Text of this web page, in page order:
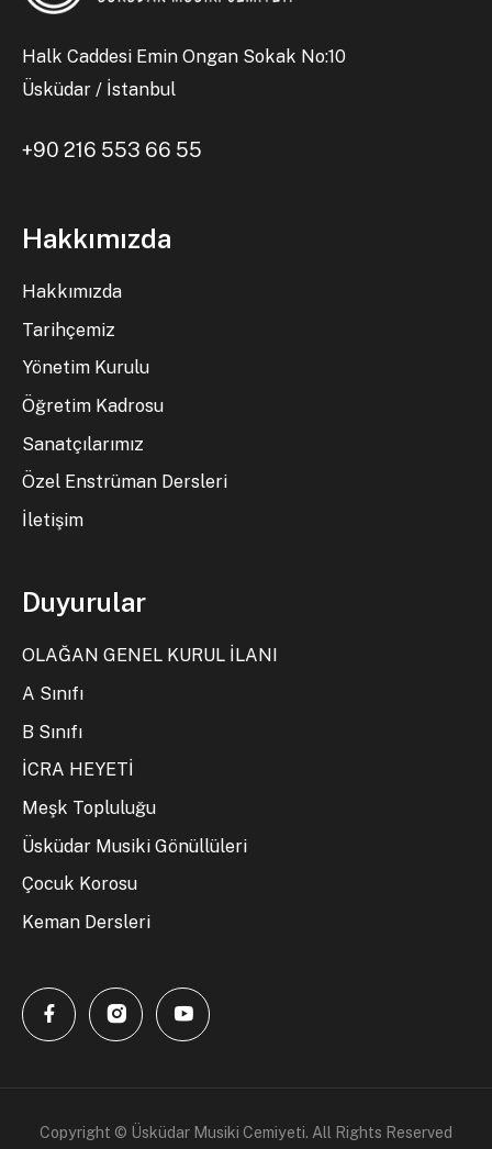
Halk Caddesi Emin Ongan Sokak No:10
Üsküdar / İstanbul
+90 216 553 66 55
Hakkımızda
Hakkımızda
Tarihçemiz
Yönetim Kurulu
Öğretim Kadrosu
Sanatçılarımız
Özel Enstrüman Dersleri
İletişim
Duyurular
OLAĞAN GENEL KURUL İLANI
A Sınıfı
B Sınıfı
İCRA HEYETİ
Meşk Topluluğu
Üsküdar Musiki Gönüllüleri
Çocuk Korosu
Keman Dersleri
Copyright © Üsküdar Musiki Cemiyeti. All Rights Reserved